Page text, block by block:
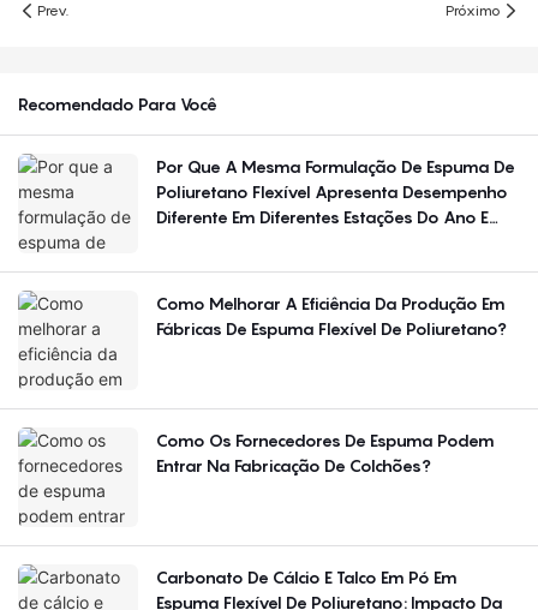
Prev. Próximo
Recomendado Para Você
Por Que A Mesma Formulação De Espuma De
Poliuretano Flexível Apresenta Desempenho
Diferente Em Diferentes Estações Do Ano E
Como Melhorar A Eficiência Da Produção Em
Fábricas De Espuma Flexível De Poliuretano?
Como Os Fornecedores De Espuma Podem
Entrar Na Fabricação De Colchões?
Carbonato De Cálcio E Talco Em Pó Em
Espuma Flexível De Poliuretano: Impacto Da